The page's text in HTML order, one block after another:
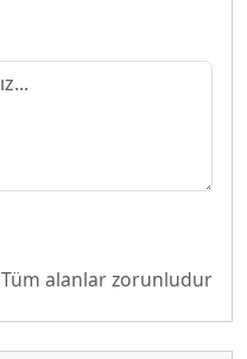
Tüm alanlar zorunludur